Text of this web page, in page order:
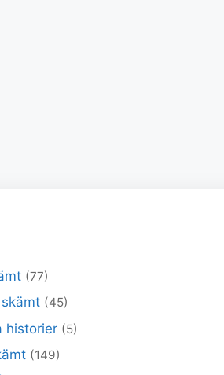
(77)
(45)
historier (5)
(149)